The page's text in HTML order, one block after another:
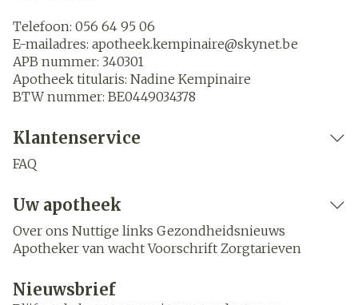
Telefoon: 056 64 95 06
E-mailadres: apotheek.kempinaire@skynet.be
APB nummer: 340301
Apotheek titularis: Nadine Kempinaire
BTW nummer: BE0449034378
Klantenservice
FAQ
Uw apotheek
Over ons Nuttige links Gezondheidsnieuws
Apotheker van wacht Voorschrift Zorgtarieven
Nieuwsbrief